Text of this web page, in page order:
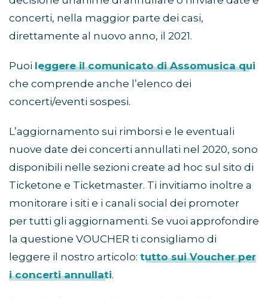
concerti, nella maggior parte dei casi,
direttamente al nuovo anno, il 2021.
Puoi leggere il comunicato di Assomusica qui
che comprende anche l’elenco dei
concerti/eventi sospesi.
L’aggiornamento sui rimborsi e le eventuali
nuove date dei concerti annullati nel 2020, sono
disponibili nelle sezioni create ad hoc sul sito di
Ticketone e Ticketmaster. Ti invitiamo inoltre a
monitorare i siti e i canali social dei promoter
per tutti gli aggiornamenti. Se vuoi approfondire
la questione VOUCHER ti consigliamo di
leggere il nostro articolo: tutto sui Voucher per
i concerti annullati.